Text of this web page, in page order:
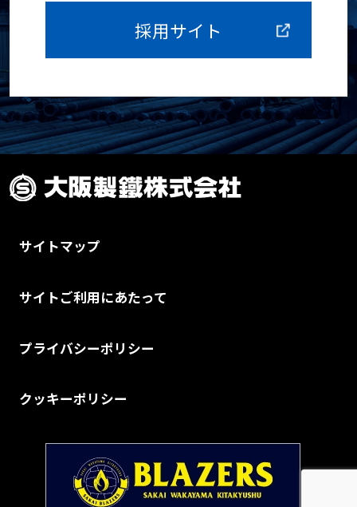
採用サイト
サイトマップ
サイトご利用にあたって
プライバシーポリシー
クッキーポリシー